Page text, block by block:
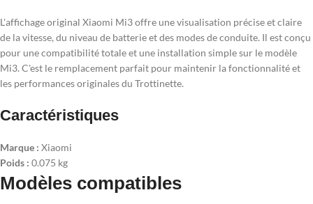
L'affichage original Xiaomi Mi3 offre une visualisation précise et claire
de la vitesse, du niveau de batterie et des modes de conduite. Il est conçu
pour une compatibilité totale et une installation simple sur le modèle
Mi3. C'est le remplacement parfait pour maintenir la fonctionnalité et
les performances originales du Trottinette.
Caractéristiques
Marque : Xiaomi
Poids : 0.075 kg
Modèles compatibles